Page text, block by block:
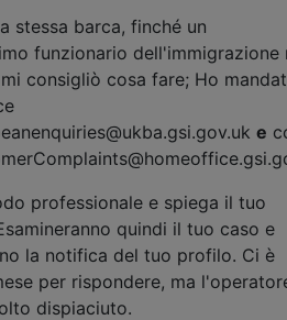
stessa barca, finché un
funzionario dell'immigrazione
consigliò cosa fare; Ho
e
professionale e spiega il tuo
quindi il tuo caso e
la notifica del tuo profilo. Ci è
per rispondere, ma
dispiaciuto.